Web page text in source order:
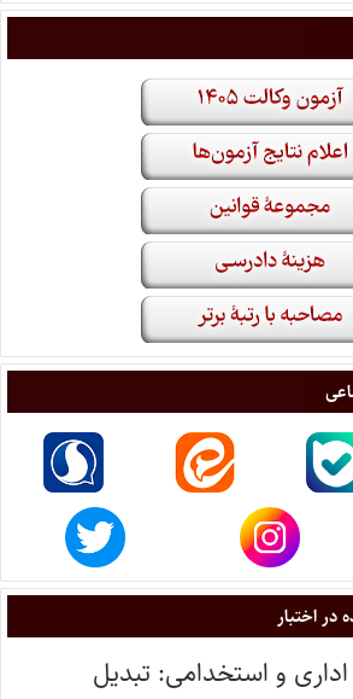
اختبار
و استخدامی: تبدیل